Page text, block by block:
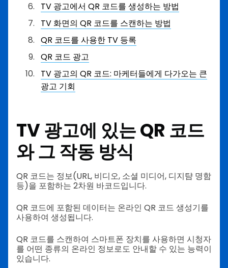
TV 광고에서 QR 코드를 생성하는 방법
TV 화면의 QR 코드를 스캔하는 방법
QR 코드를 사용한 TV 등록
QR 코드 광고
TV 광고의 QR 코드: 마케터들에게 다가오는 큰
광고 기회
TV 광고에 있는 QR 코드
와 그 작동 방식
QR 코드는 정보(URL, 비디오, 소셜 미디어, 디지턈 명함
등)을 포함하는 2차원 바코드입니다.
QR 코드에 포함된 데이터는 온라인 QR 코드 생성기를
사용하여 생성됩니다.
QR 코드를 스캔하여 스마트폰 장치를 사용하면 시청자
를 어떤 종류의 온라인 정보로도 안내할 수 있는 능력이
있습니다.